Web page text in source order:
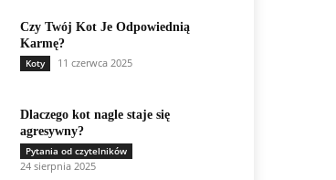
Czy Twój Kot Je Odpowiednią
Karmę?
Koty 11 czerwca 2025
Dlaczego kot nagle staje się
agresywny?
Pytania od czytelników
24 sierpnia 2025